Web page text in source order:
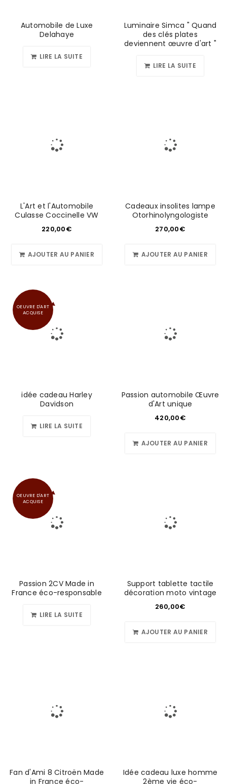
Automobile de Luxe
Delahaye
LIRE LA SUITE
Luminaire Simca " Quand
des clés plates
deviennent œuvre d'art "
LIRE LA SUITE
L'Art et l'Automobile
Culasse Coccinelle VW
220,00€
AJOUTER AU PANIER
Cadeaux insolites lampe
Otorhinolyngologiste
270,00€
AJOUTER AU PANIER
OEUVRE D'ART
ACQUISE
idée cadeau Harley
Davidson
LIRE LA SUITE
Passion automobile Œuvre
d'Art unique
420,00€
AJOUTER AU PANIER
OEUVRE D'ART
ACQUISE
Passion 2CV Made in
France éco-responsable
LIRE LA SUITE
Support tablette tactile
décoration moto vintage
260,00€
AJOUTER AU PANIER
Fan d'Ami 8 Citroën Made
in France éco-
Idée cadeau luxe homme
2ème vie éco-